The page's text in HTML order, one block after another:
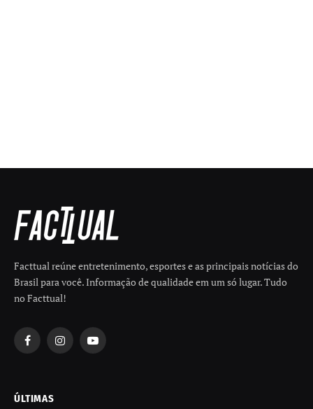
Facttual reúne entretenimento, esportes e as principais notícias do
Brasil para você. Informação de qualidade em um só lugar. Tudo
no Facttual!
FacebookInstagramYouTube
ÚLTIMAS